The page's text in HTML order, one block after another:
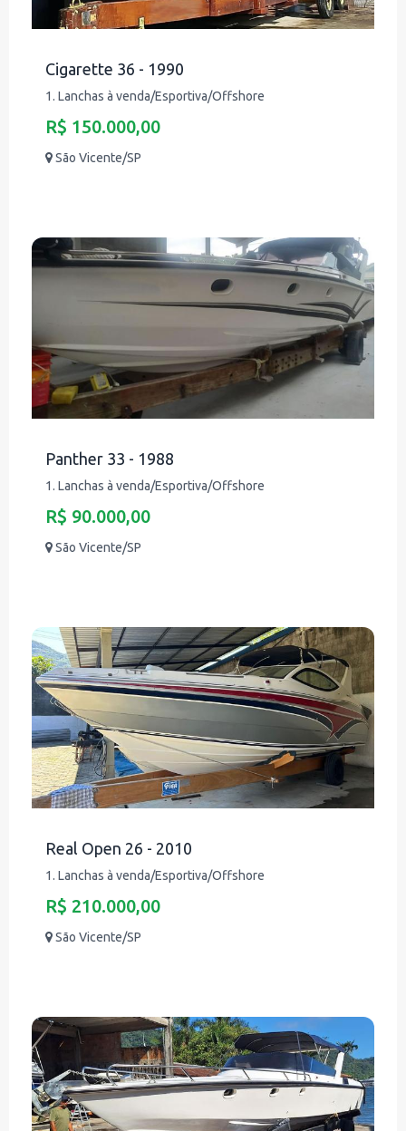
Cigarette 36 - 1990
1. Lanchas à venda/Esportiva/Offshore
R$ 150.000,00
São Vicente/SP
Panther 33 - 1988
1. Lanchas à venda/Esportiva/Offshore
R$ 90.000,00
São Vicente/SP
Real Open 26 - 2010
1. Lanchas à venda/Esportiva/Offshore
R$ 210.000,00
São Vicente/SP